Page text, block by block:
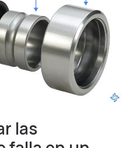
las